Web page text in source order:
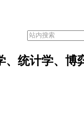
、统计学、博